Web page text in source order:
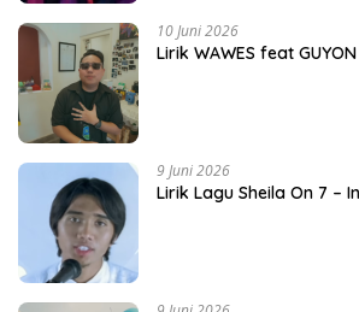
10 Juni 2026
Lirik WAWES feat
9 Juni 2026
Lirik Lagu Sheila On 7 –